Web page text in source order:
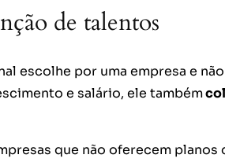
de talentos
escolhe por uma empresa e
e salário, ele também
que não oferecem planos